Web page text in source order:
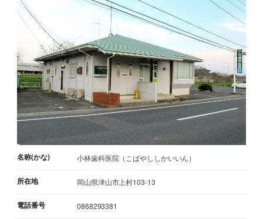
名称(かな) 小林歯科医院（こばやししかいいん）
所在地 岡山県津山市上村103-13
電話番号 0868293381